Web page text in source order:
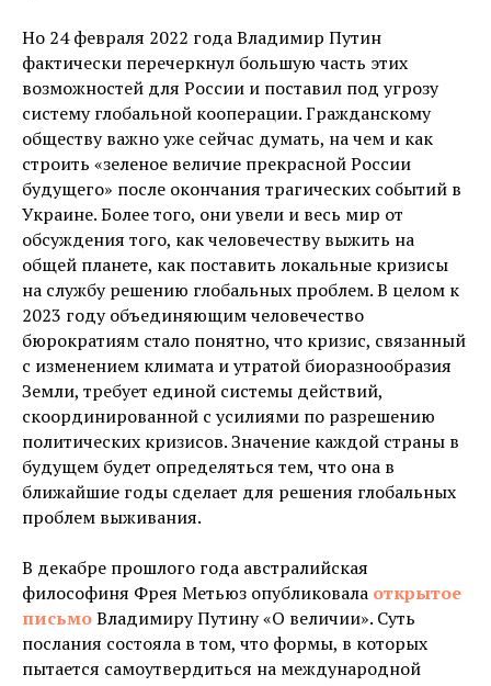
Но 24 февраля 2022 года Владимир Путин
фактически перечеркнул большую часть этих
возможностей для России и поставил под угрозу
систему глобальной кооперации. Гражданскому
обществу важно уже сейчас думать, на чем и как
строить «зеленое величие прекрасной России
будущего» после окончания трагических событий в
Украине. Более того, они увели и весь мир от
обсуждения того, как человечеству выжить на
общей планете, как поставить локальные кризисы
на службу решению глобальных проблем. В целом к
2023 году объединяющим человечество
бюрократиям стало понятно, что кризис, связанный
с изменением климата и утратой биоразнообразия
Земли, требует единой системы действий,
скоординированной с усилиями по разрешению
политических кризисов. Значение каждой страны в
будущем будет определяться тем, что она в
ближайшие годы сделает для решения глобальных
проблем выживания.
В декабре прошлого года австралийская
философиня Фрея Метьюз опубликовала открытое
письмоВладимиру Путину «О величии». Суть
послания состояла в том, что формы, в которых
пытается самоутвердиться на международной